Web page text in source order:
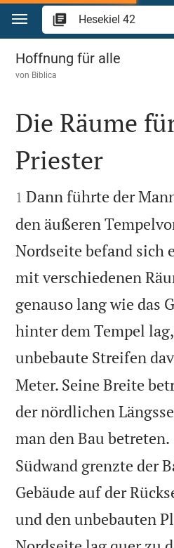
Zum Inhalt springen
Hesekiel 42
Hoffnung für alle
von Biblica

Die Räume
Priester

1 Dann führte der
den äußeren
Nordseite befand sich
mit verschiedenen
genauso lang wie das
hinter dem Tempel
unbebaute Streifen
Meter. Seine Breite
der nördlichen
man den Bau betreten.
Südwand grenzte der
Gebäude auf der
und den unbebauten